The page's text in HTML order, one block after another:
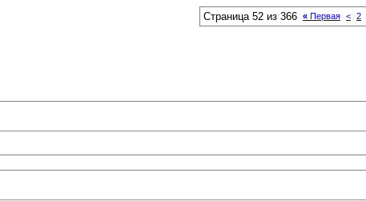
Страница 52 из 366 « Первая < 2